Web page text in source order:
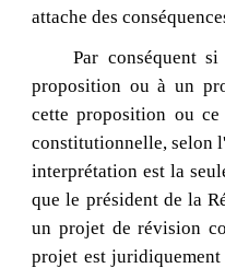
attache des
Par conséquent
proposition ou à un
cette proposition ou
constitutionnelle, selon
interprétation est la
que le président de la
un projet de révision
projet est